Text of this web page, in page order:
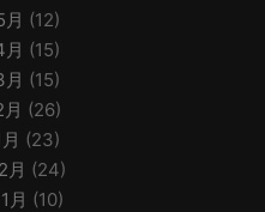
(12)
(15)
(15)
(26)
(23)
月 (24)
月 (10)